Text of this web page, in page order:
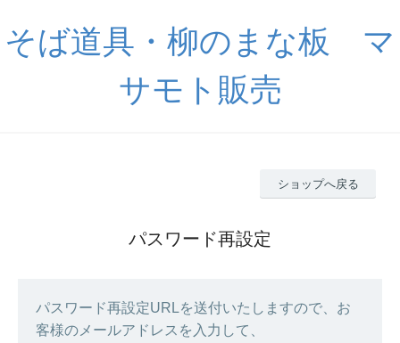
そば道具・柳のまな板 マ
サモト販売
ショップへ戻る
パスワード再設定
パスワード再設定URLを送付いたしますので、お
客様のメールアドレスを入力して、